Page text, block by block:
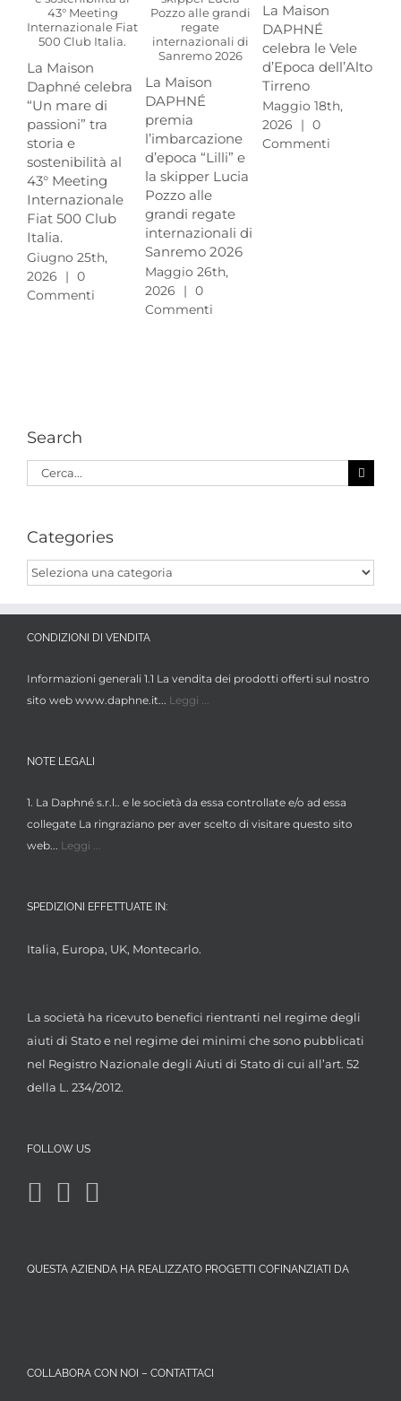
La Maison
Daphné celebra
“Un mare di
passioni” tra
storia e
sostenibilità al
43° Meeting
Internazionale
Fiat 500 Club
Italia.
Giugno 25th,
2026
| 0
Commenti
La Maison
DAPHNÉ
premia
l’imbarcazione
d’epoca “Lilli” e
la skipper Lucia
Pozzo alle
grandi regate
internazionali di
Sanremo 2026
Maggio 26th,
2026
| 0
Commenti
La Maison
DAPHNÉ
celebra le Vele
d’Epoca dell’Alto
Tirreno
Maggio 18th,
2026
| 0
Commenti
Search
Cerca
Categories
Categories
CONDIZIONI DI VENDITA
Informazioni generali 1.1 La vendita dei prodotti offerti sul nostro
sito web www.daphne.it... Leggi ...
NOTE LEGALI
1. La Daphné s.r.l.. e le società da essa controllate e/o ad essa
collegate La ringraziano per aver scelto di visitare questo sito
web... Leggi ...
SPEDIZIONI EFFETTUATE IN:
Italia, Europa, UK, Montecarlo.
La società ha ricevuto benefici rientranti nel regime degli
aiuti di Stato e nel regime dei minimi che sono pubblicati
nel Registro Nazionale degli Aiuti di Stato di cui all’art. 52
della L. 234/2012.
FOLLOW US
QUESTA AZIENDA HA REALIZZATO PROGETTI COFINANZIATI DA
COLLABORA CON NOI – CONTATTACI